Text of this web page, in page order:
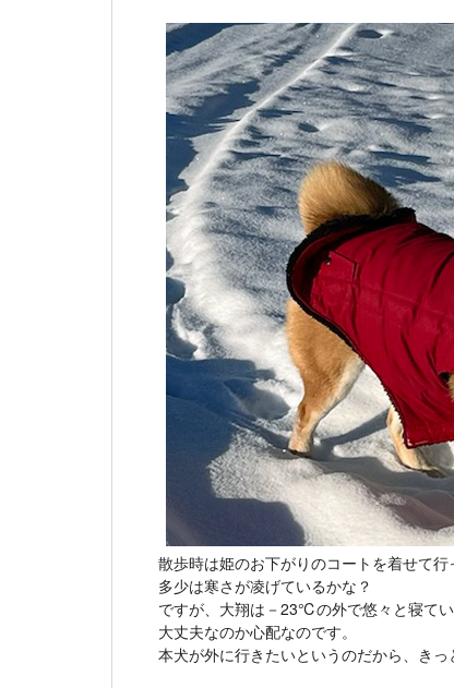
散歩時は姫のお下がりのコートを着せて行
多少は寒さが凌げているかな？
ですが、大翔は－23℃の外で悠々と寝てい
大丈夫なのか心配なのです。
本犬が外に行きたいというのだから、き